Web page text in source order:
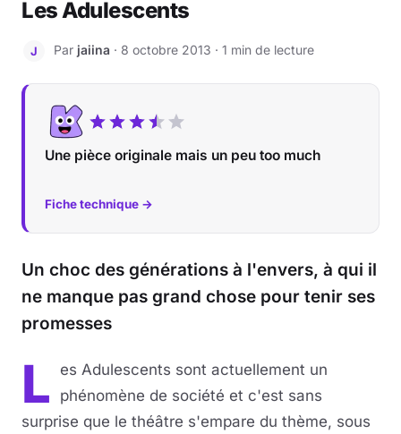
Les Adulescents
J Par jaiina · 8 octobre 2013 · 1 min de lecture
Une pièce originale mais un peu too much
Fiche technique →
Un choc des générations à l'envers, à qui il
ne manque pas grand chose pour tenir ses
promesses
L
es Adulescents sont actuellement un
phénomène de société et c'est sans
surprise que le théâtre s'empare du thème, sous